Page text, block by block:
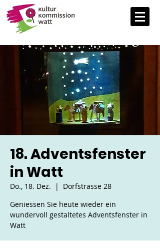
18. Adventsfenster
in Watt
Do., 18. Dez.
  |
Dorfstrasse 28
Geniessen Sie heute wieder ein
wundervoll gestaltetes Adventsfenster in